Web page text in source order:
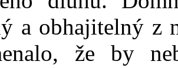
a obhajitelný z
že by